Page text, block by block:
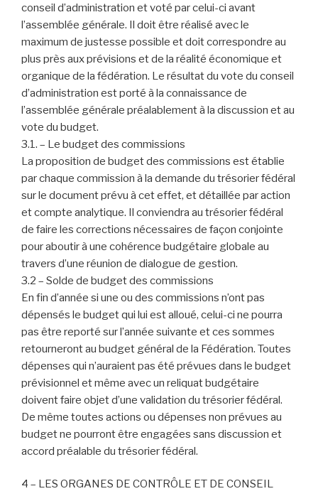
conseil d’administration et voté par celui-ci avant
l’assemblée générale. Il doit être réalisé avec le
maximum de justesse possible et doit correspondre au
plus près aux prévisions et de la réalité économique et
organique de la fédération. Le résultat du vote du conseil
d’administration est porté à la connaissance de
l’assemblée générale préalablement à la discussion et au
vote du budget.
3.1. – Le budget des commissions
La proposition de budget des commissions est établie
par chaque commission à la demande du trésorier fédéral
sur le document prévu à cet effet, et détaillée par action
et compte analytique. Il conviendra au trésorier fédéral
de faire les corrections nécessaires de façon conjointe
pour aboutir à une cohérence budgétaire globale au
travers d’une réunion de dialogue de gestion.
3.2 – Solde de budget des commissions
En fin d’année si une ou des commissions n’ont pas
dépensés le budget qui lui est alloué, celui-ci ne pourra
pas être reporté sur l’année suivante et ces sommes
retourneront au budget général de la Fédération. Toutes
dépenses qui n’auraient pas été prévues dans le budget
prévisionnel et même avec un reliquat budgétaire
doivent faire objet d’une validation du trésorier fédéral.
De même toutes actions ou dépenses non prévues au
budget ne pourront être engagées sans discussion et
accord préalable du trésorier fédéral.
4 – LES ORGANES DE CONTRÔLE ET DE CONSEIL